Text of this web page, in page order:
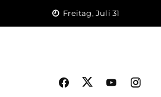
Freitag, Juli 31